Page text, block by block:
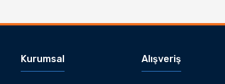
Kurumsal Alışveriş